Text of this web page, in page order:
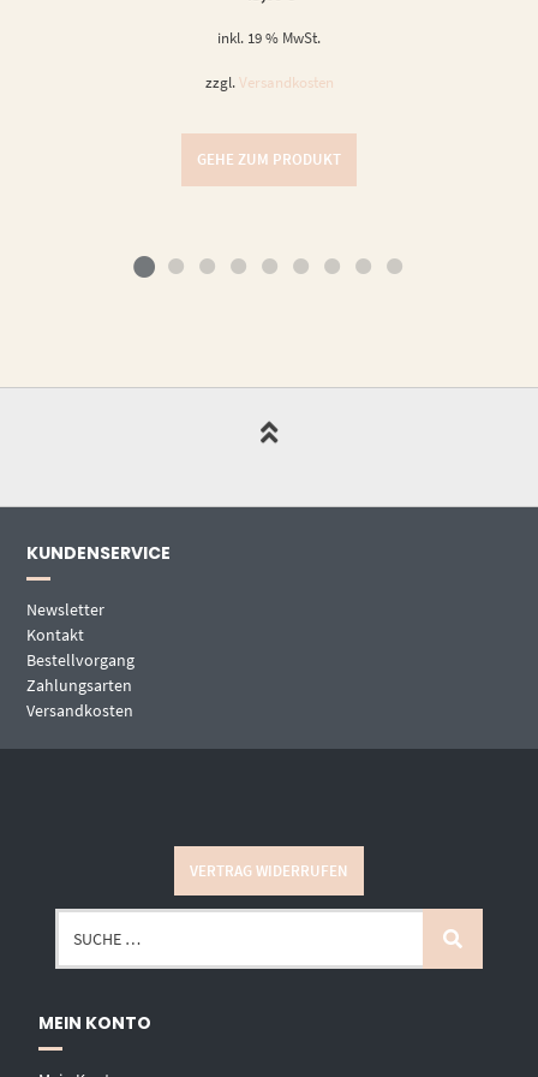
inkl. 19 % MwSt.
zzgl. Versandkosten
GEHE ZUM PRODUKT
KUNDENSERVICE
Newsletter
Kontakt
Bestellvorgang
Zahlungsarten
Versandkosten
VERTRAG WIDERRUFEN
MEIN KONTO